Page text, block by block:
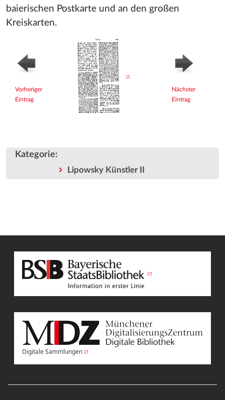
baierischen Postkarte und an den großen
Kreiskarten.
Vorheriger
Eintrag
Nächster
Eintrag
Kategorie:
Lipowsky Künstler II
Digitale Sammlungen